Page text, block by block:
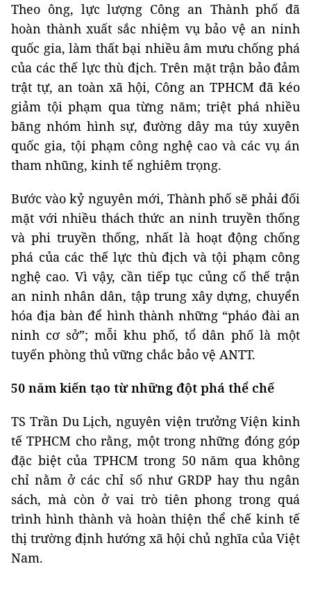
Theo ông, lực lượng Công an Thành phố đã
hoàn thành xuất sắc nhiệm vụ bảo vệ an ninh
quốc gia, làm thất bại nhiều âm mưu chống phá
của các thế lực thù địch. Trên mặt trận bảo đảm
trật tự, an toàn xã hội, Công an TPHCM đã kéo
giảm tội phạm qua từng năm; triệt phá nhiều
băng nhóm hình sự, đường dây ma túy xuyên
quốc gia, tội phạm công nghệ cao và các vụ án
tham nhũng, kinh tế nghiêm trọng.
Bước vào kỷ nguyên mới, Thành phố sẽ phải đối
mặt với nhiều thách thức an ninh truyền thống
và phi truyền thống, nhất là hoạt động chống
phá của các thế lực thù địch và tội phạm công
nghệ cao. Vì vậy, cần tiếp tục củng cố thế trận
an ninh nhân dân, tập trung xây dựng, chuyển
hóa địa bàn để hình thành những “pháo đài an
ninh cơ sở”; mỗi khu phố, tổ dân phố là một
tuyến phòng thủ vững chắc bảo vệ ANTT.
50 năm kiến tạo từ những đột phá thể chế
TS Trần Du Lịch, nguyên viện trưởng Viện kinh
tế TPHCM cho rằng, một trong những đóng góp
đặc biệt của TPHCM trong 50 năm qua không
chỉ nằm ở các chỉ số như GRDP hay thu ngân
sách, mà còn ở vai trò tiên phong trong quá
trình hình thành và hoàn thiện thể chế kinh tế
thị trường định hướng xã hội chủ nghĩa của Việt
Nam.